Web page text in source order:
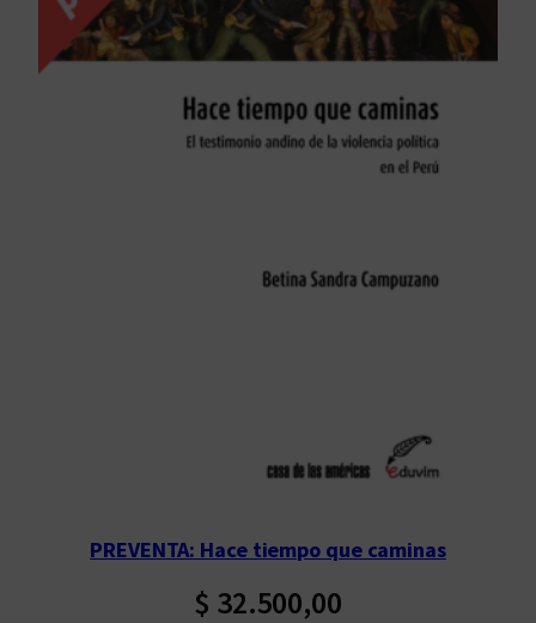
PREVENTA: Hace tiempo que caminas
$ 32.500,00